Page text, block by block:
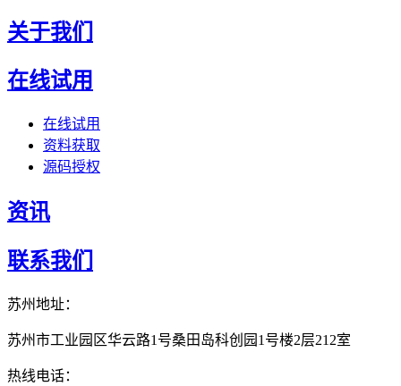
关于我们
在线试用
在线试用
资料获取
源码授权
资讯
联系我们
苏州地址：
苏州市工业园区华云路1号桑田岛科创园1号楼2层212室
热线电话：